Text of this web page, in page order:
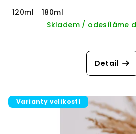
120ml
180ml
Skladem / odesíláme
Detail
Varianty velikostí